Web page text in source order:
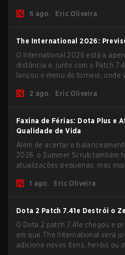
uma chance de glória eterna.
6 ago. Eric Oliveira
The International 2026:
O International 2026 está a
distância e, junto com o Patch
lançou o menu do torneio, onde
recompensas deste ano.
2 ago. Eric Oliveira
Faxina de Férias: Dota Plus e
Qualidade de Vida
Além de acertar o
2026, o Summer Scrub também
atualizações pequenas, mas
jogo e agora todos os jogadores
1 ago. Eric Oliveira
Dota 2 Patch 7.41e Destrói o
O Dota 2 patch 7.41e chegou e
em que The International será
adicione novos itens, heróis ou